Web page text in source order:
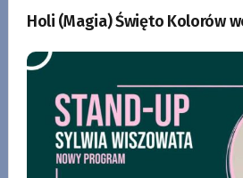
Holi (Magia) Święto Kolorów